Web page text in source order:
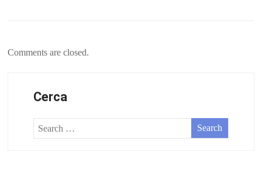
Comments are closed.
Cerca